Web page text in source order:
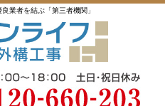
業者を結ぶ「第三者機関」